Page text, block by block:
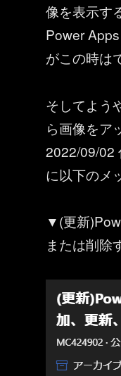
像を表示す
Power
がこの時は
そしてよう
ら画像をア
2022/09/02
に以下のメ
▼(更新
または削除